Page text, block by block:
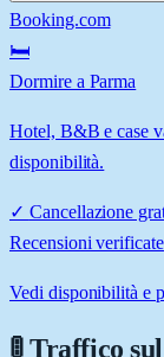
Booking.com
🛏️
Dormire a Parma
Hotel, B&B e case
disponibilità.
✓ Cancellazione
Recensioni verificate
Vedi disponibilità e
🚦 Traffico